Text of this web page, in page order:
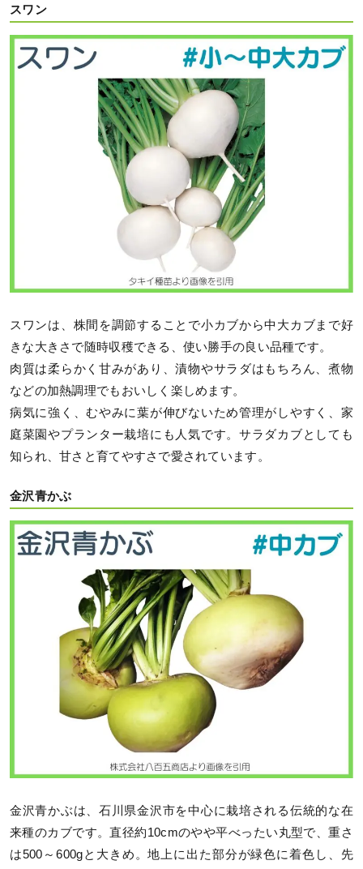
スワン
スワンは、株間を調節することで小カブから中大カブまで好
きな大きさで随時収穫できる、使い勝手の良い品種です。
肉質は柔らかく甘みがあり、漬物やサラダはもちろん、煮物
などの加熱調理でもおいしく楽しめます。
病気に強く、むやみに葉が伸びないため管理がしやすく、家
庭菜園やプランター栽培にも人気です。サラダカブとしても
知られ、甘さと育てやすさで愛されています。
金沢青かぶ
金沢青かぶは、石川県金沢市を中心に栽培される伝統的な在
来種のカブです。直径約10cmのやや平べったい丸型で、重さ
は500～600gと大きめ。地上に出た部分が緑色に着色し、先